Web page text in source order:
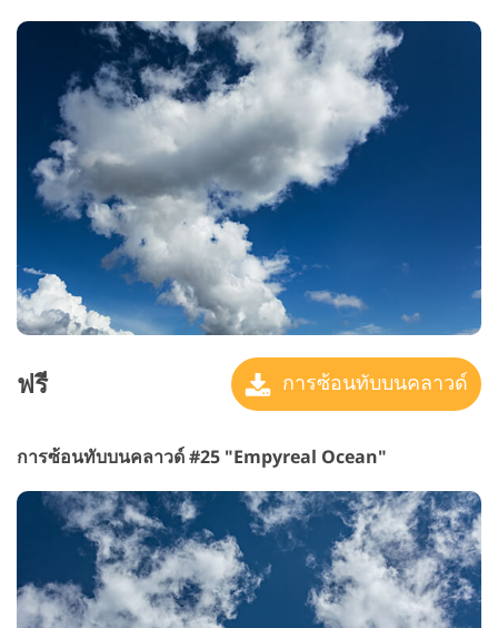
ฟรี การซ้อนทับบนคลาวด์
การซ้อนทับบนคลาวด์ #25 "Empyreal Ocean"